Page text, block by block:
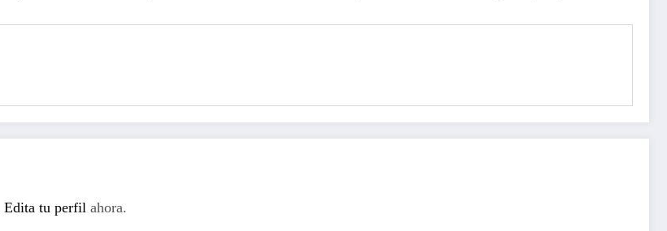
Edita tu perfil ahora.